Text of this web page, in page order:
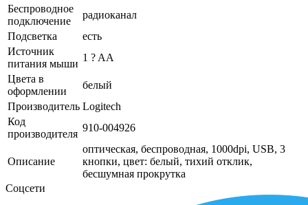
Беспроводное
подключение
радиоканал
Подсветка
есть
Источник
питания мыши
1 ? AA
Цвета в
оформлении
белый
Производитель Logitech
Код
производителя
910-004926
Описание
оптическая, беспроводная, 1000dpi, USB, 3
кнопки, цвет: белый, тихий отклик,
бесшумная прокрутка
Соцсети